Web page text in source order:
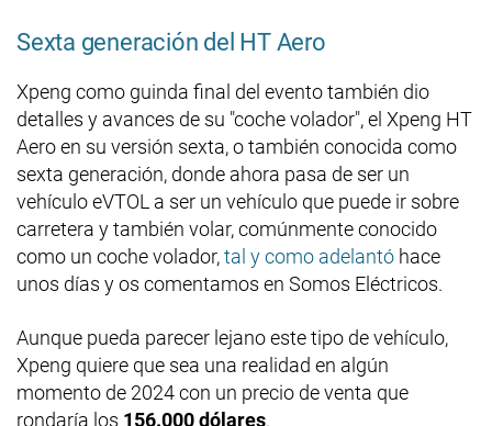
Sexta generación del HT Aero
Xpeng como guinda final del evento también dio
detalles y avances de su "coche volador", el Xpeng HT
Aero en su versión sexta, o también conocida como
sexta generación, donde ahora pasa de ser un
vehículo eVTOL a ser un vehículo que puede ir sobre
carretera y también volar, comúnmente conocido
como un coche volador,tal y como adelantó hace
unos días y os comentamos en Somos Eléctricos.
Aunque pueda parecer lejano este tipo de vehículo,
Xpeng quiere que sea una realidad en algún
momento de 2024 con un precio de venta que
rondaría los 156.000 dólares.